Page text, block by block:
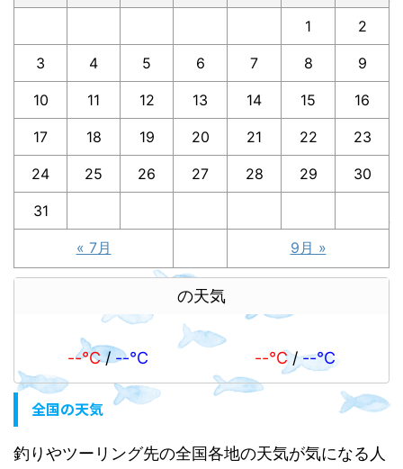
1 2
3 4 5 6 7 8 9
10 11 12 13 14 15 16
17 18 19 20 21 22 23
24 25 26 27 28 29 30
31
« 7月 9月 »
の天気
--℃/--℃ --℃/--℃
全国の天気
釣りやツーリング先の全国各地の天気が気になる人